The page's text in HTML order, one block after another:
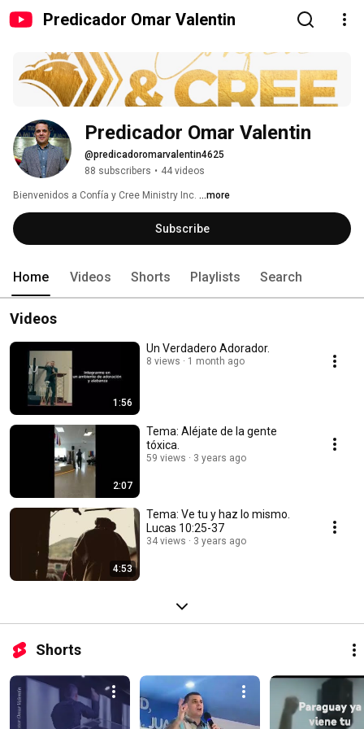
Predicador Omar Valentin
Predicador Omar Valentin
@predicadoromarvalentin4625
88 subscribers • 44 videos
Bienvenidos a Confía y Cree Ministry Inc. ...more
Subscribe
Home Videos Shorts Playlists Search
Videos
1:56
Un Verdadero Adorador.
8 views 1 month ago
2:07
Tema: Aléjate de la gente
tóxica.
59 views 3 years ago
4:53
Tema: Ve tu y haz lo mismo.
Lucas 10:25-37
34 views 3 years ago
Shorts